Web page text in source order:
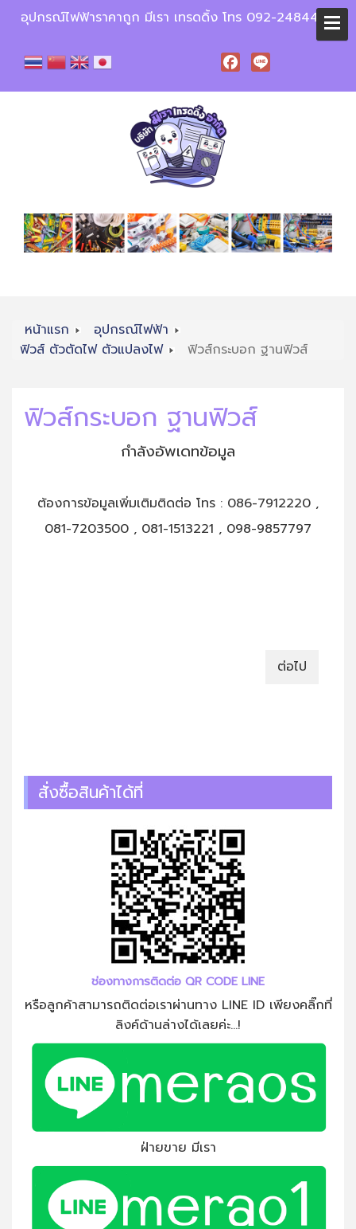
อุปกรณ์ไฟฟ้าราคาถูก มีเรา เทรดดิ้ง โทร 092-2484448
หน้าแรก
อุปกรณ์ไฟฟ้า
ฟิวส์ ตัวตัดไฟ ตัวแปลงไฟ
ฟิวส์กระบอก ฐานฟิวส์
ฟิวส์กระบอก ฐานฟิวส์
กำลังอัพเดทข้อมูล
ต้องการข้อมูลเพิ่มเติมติดต่อ โทร : 086-7912220 ,
081-7203500 , 081-1513221 , 098-9857797
ต่อไป
สั่งซื้อสินค้าได้ที่
ช่องทางการติดต่อ QR CODE LINE
หรือลูกค้าสามารถติดต่อเราผ่านทาง LINE ID เพียงคลิ๊กที่
ลิงค์ด้านล่างได้เลยค่ะ...!
ฝ่ายขาย มีเรา